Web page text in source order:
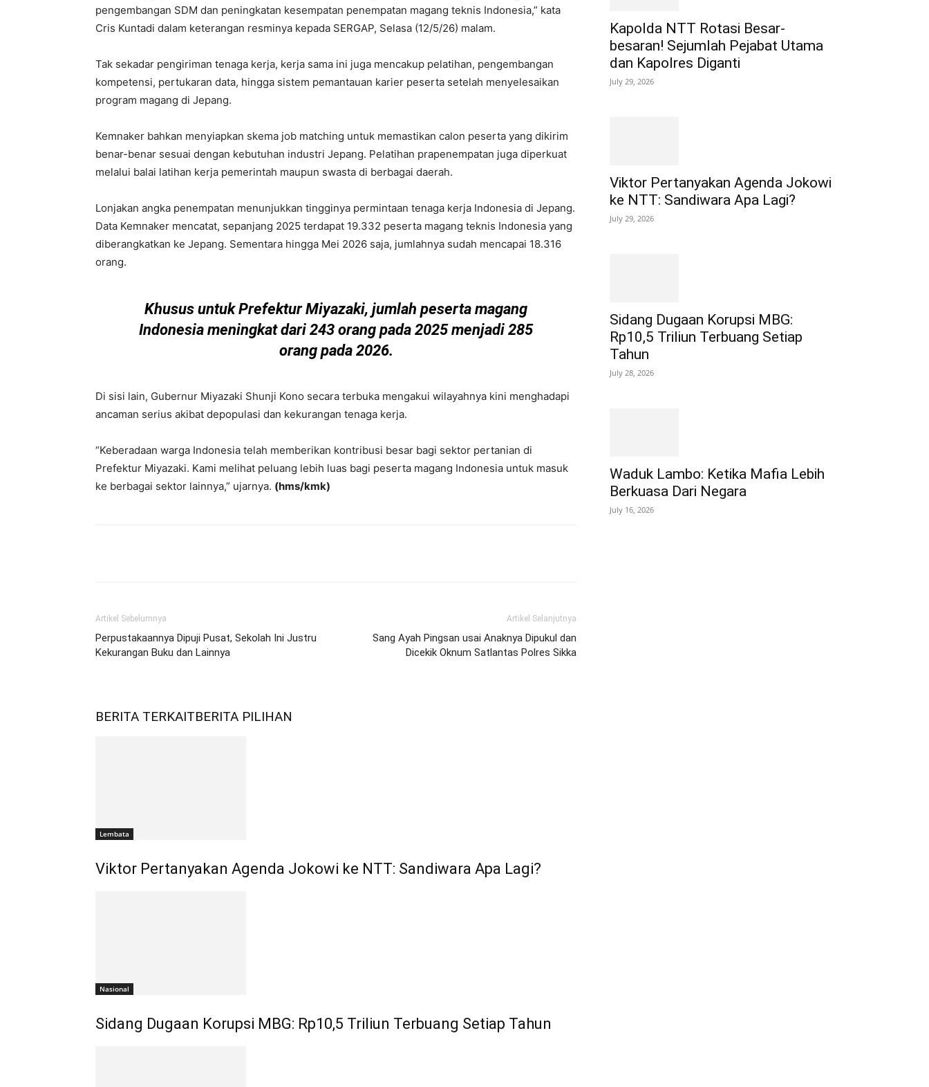
pengembangan SDM dan peningkatan kesempatan penempatan magang teknis Indonesia,” kata
Cris Kuntadi dalam keterangan resminya kepada SERGAP, Selasa (12/5/26) malam.
Tak sekadar pengiriman tenaga kerja, kerja sama ini juga mencakup pelatihan, pengembangan
kompetensi, pertukaran data, hingga sistem pemantauan karier peserta setelah menyelesaikan
program magang di Jepang.
Kemnaker bahkan menyiapkan skema job matching untuk memastikan calon peserta yang dikirim
benar-benar sesuai dengan kebutuhan industri Jepang. Pelatihan prapenempatan juga diperkuat
melalui balai latihan kerja pemerintah maupun swasta di berbagai daerah.
Lonjakan angka penempatan menunjukkan tingginya permintaan tenaga kerja Indonesia di Jepang.
Data Kemnaker mencatat, sepanjang 2025 terdapat 19.332 peserta magang teknis Indonesia yang
diberangkatkan ke Jepang. Sementara hingga Mei 2026 saja, jumlahnya sudah mencapai 18.316
orang.
Khusus untuk Prefektur Miyazaki, jumlah peserta magang
Indonesia meningkat dari 243 orang pada 2025 menjadi 285
orang pada 2026.
Di sisi lain, Gubernur Miyazaki Shunji Kono secara terbuka mengakui wilayahnya kini menghadapi
ancaman serius akibat depopulasi dan kekurangan tenaga kerja.
“Keberadaan warga Indonesia telah memberikan kontribusi besar bagi sektor pertanian di
Prefektur Miyazaki. Kami melihat peluang lebih luas bagi peserta magang Indonesia untuk masuk
ke berbagai sektor lainnya,” ujarnya. (hms/kmk)
Artikel Sebelumnya
Perpustakaannya Dipuji Pusat, Sekolah Ini Justru
Kekurangan Buku dan Lainnya
Artikel Selanjutnya
Sang Ayah Pingsan usai Anaknya Dipukul dan
Dicekik Oknum Satlantas Polres Sikka
BERITA TERKAITBERITA PILIHAN
Lembata
Viktor Pertanyakan Agenda Jokowi ke NTT: Sandiwara Apa Lagi?
Nasional
Sidang Dugaan Korupsi MBG: Rp10,5 Triliun Terbuang Setiap Tahun
Kapolda NTT Rotasi Besar-
besaran! Sejumlah Pejabat Utama
dan Kapolres Diganti
July 29, 2026
Viktor Pertanyakan Agenda Jokowi
ke NTT: Sandiwara Apa Lagi?
July 29, 2026
Sidang Dugaan Korupsi MBG:
Rp10,5 Triliun Terbuang Setiap
Tahun
July 28, 2026
Waduk Lambo: Ketika Mafia Lebih
Berkuasa Dari Negara
July 16, 2026